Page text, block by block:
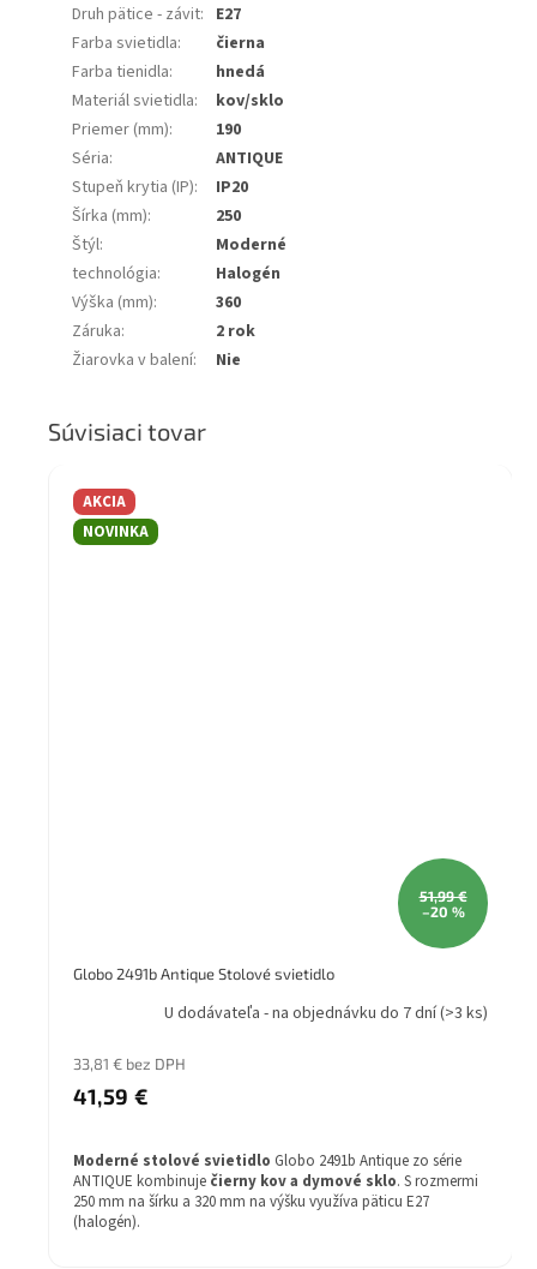
Druh pätice - závit: E27
Farba svietidla:
čierna
Farba tienidla:
hnedá
Materiál svietidla:
kov/sklo
Priemer (mm):
190
Séria:
ANTIQUE
Stupeň krytia (IP):
IP20
Šírka (mm):
250
Štýl:
Moderné
technológia:
Halogén
Výška (mm):
360
Záruka:
2 rok
Žiarovka v balení: Nie
Súvisiaci tovar
AKCIA
NOVINKA
51,99 €
–20 %
Globo 2491b Antique Stolové svietidlo
U dodávateľa - na objednávku do 7 dní(>3 ks)
33,81 € bez DPH
41,59 €
Moderné stolové svietidlo Globo 2491b Antique zo série
ANTIQUE kombinuje čierny kov a dymové sklo. S rozmermi
250 mm na šírku a 320 mm na výšku využíva päticu E27
(halogén).